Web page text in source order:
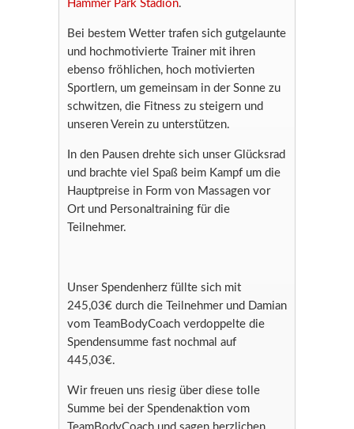
Hammer Park Stadion.
Bei bestem Wetter trafen sich gutgelaunte
und hochmotivierte Trainer mit ihren
ebenso fröhlichen, hoch motivierten
Sportlern, um gemeinsam in der Sonne zu
schwitzen, die Fitness zu steigern und
unseren Verein zu unterstützen.
In den Pausen drehte sich unser Glücksrad
und brachte viel Spaß beim Kampf um die
Hauptpreise in Form von Massagen vor
Ort und Personaltraining für die
Teilnehmer.
Unser Spendenherz füllte sich mit
245,03€ durch die Teilnehmer und Damian
vom TeamBodyCoach verdoppelte die
Spendensumme fast nochmal auf
445,03€.
Wir freuen uns riesig über diese tolle
Summe bei der Spendenaktion vom